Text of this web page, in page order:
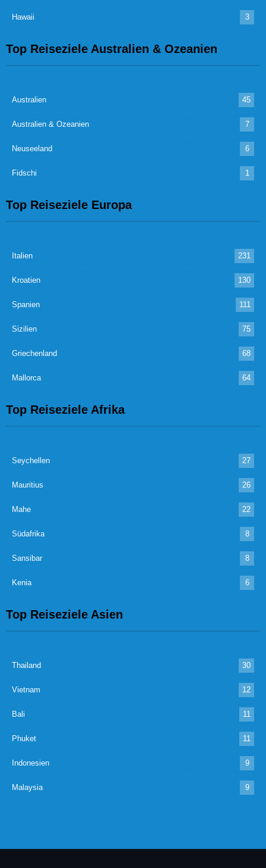
Hawaii 3
Top Reiseziele Australien & Ozeanien
Australien 45
Australien & Ozeanien 7
Neuseeland 6
Fidschi 1
Top Reiseziele Europa
Italien 231
Kroatien 130
Spanien 111
Sizilien 75
Griechenland 68
Mallorca 64
Top Reiseziele Afrika
Seychellen 27
Mauritius 26
Mahe 22
Südafrika 8
Sansibar 8
Kenia 6
Top Reiseziele Asien
Thailand 30
Vietnam 12
Bali 11
Phuket 11
Indonesien 9
Malaysia 9